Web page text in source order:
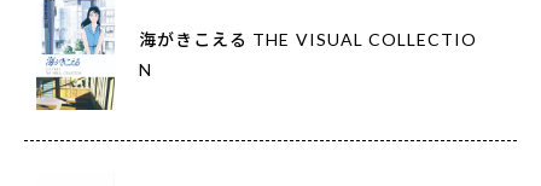
海がきこえる THE VISUAL COLLECTIO
N